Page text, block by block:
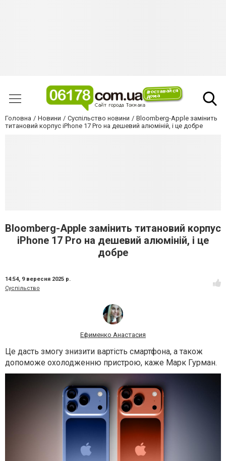
Головна Новини Суспільство новини
Bloomberg-Apple замінить
титановий корпус iPhone 17 Pro на дешевий алюміній, і це добре
Bloomberg-Apple замінить титановий корпус
iPhone 17 Pro на дешевий алюміній, і це
добре
14:54, 9 вересня 2025 р.
Суспільство
Ефименко Анастасия
Це дасть змогу знизити вартість смартфона, а також
допоможе охолодженню пристрою, каже Марк Гурман.